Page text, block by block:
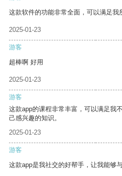
这款软件的功能非常全面，可以满足我
2025-01-23
游客
超棒啊 好用
2025-01-23
游客
这款app的课程非常丰富，可以满足我
己感兴趣的知识。
2025-01-23
游客
这款app是我社交的好帮手，让我能够